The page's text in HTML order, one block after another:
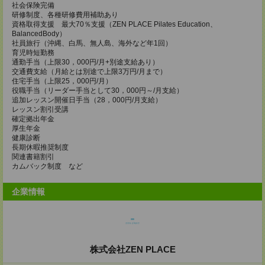
社会保険完備
研修制度、各種研修費用補助あり
資格取得支援 最大70％支援（ZEN PLACE Pilates Education、
BalancedBody）
社員旅行（沖縄、白馬、無人島、海外など年1回）
育児時短勤務
通勤手当（上限30，000円/月+別途支給あり）
交通費支給（月給とは別途で上限3万円/月まで）
住宅手当（上限25，000円/月）
役職手当（リーダー手当として30，000円～/月支給）
追加レッスン開催日手当（28，000円/月支給）
レッスン割引受講
確定拠出年金
厚生年金
健康診断
長期休暇推奨制度
関連書籍割引
カムバック制度 など
企業情報
株式会社ZEN PLACE